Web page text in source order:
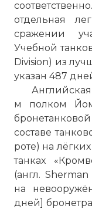
отдельная
сражении
Учебной
Division) из
указан 487
м полком
составе
роте) на
танках
(англ.
на
дней]